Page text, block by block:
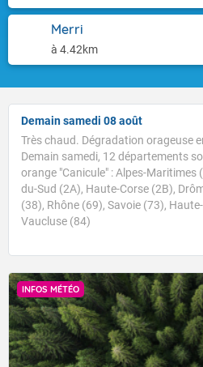
Merri
à 4.42km
Demain samedi 08 août
Très chaud. Dégradation orageuse
Demain samedi, 12 départements
orange "Canicule" : Alpes-Maritimes
du-Sud (2A), Haute-Corse (2B),
(38), Rhône (69), Savoie (73),
Vaucluse (84)
INFOS MÉTÉO